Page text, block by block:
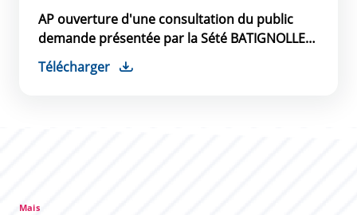
AP ouverture d'une consultation du public
demande présentée par la Sété BATIGNOLLES
MALET
Télécharger
Mais